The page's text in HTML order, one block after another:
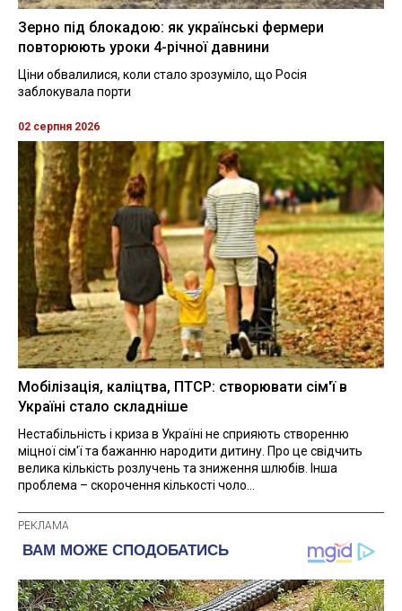
Зерно під блокадою: як українські фермери
повторюють уроки 4-річної давнини
Ціни обвалилися, коли стало зрозуміло, що Росія
заблокувала порти
02 серпня 2026
Мобілізація, каліцтва, ПТСР: створювати сім'ї в
Україні стало складніше
Нестабільність і криза в Україні не сприяють створенню
міцної сім'ї та бажанню народити дитину. Про це свідчить
велика кількість розлучень та зниження шлюбів. Інша
проблема – скорочення кількості чоло...